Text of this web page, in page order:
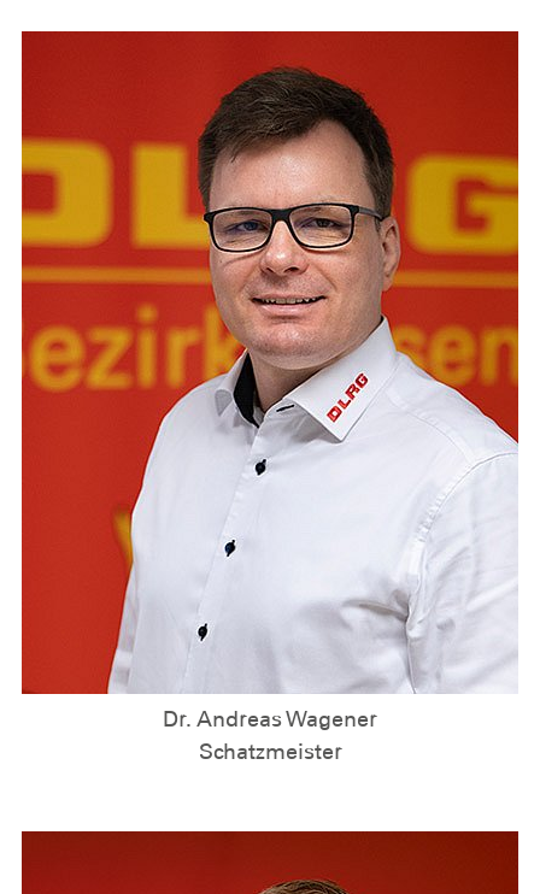
Dr. Andreas Wagener
Schatzmeister